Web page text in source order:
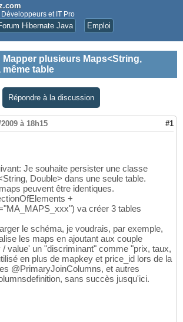
et IT Pro
Hibernate Java Emploi
Mapper plusieurs Maps<String,
même table
Répondre à la discussion
2009 à 18h15 #1
Je souhaite persister une classe
Double> dans une seule table.
peuvent être identiques.
+
va créer 3 tables
le schéma, je voudrais, par exemple,
les maps en ajoutant aux couple
value' un "discriminant" comme "prix, taux,
en plus de mapkey et price_id lors de la
@PrimaryJoinColumns, et autres
sans succès jusqu'ici.